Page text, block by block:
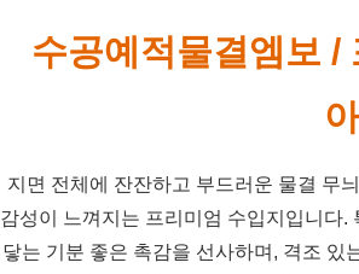
수공예적물결엠보 /
지면 전체에 잔잔하고 부드러운 물결 무
감성이 느껴지는 프리미엄 수입지입니다.
닿는 기분 좋은 촉감을 선사하며, 격조 있